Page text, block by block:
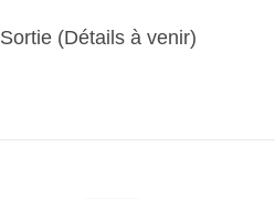
Sortie (Détails à venir)